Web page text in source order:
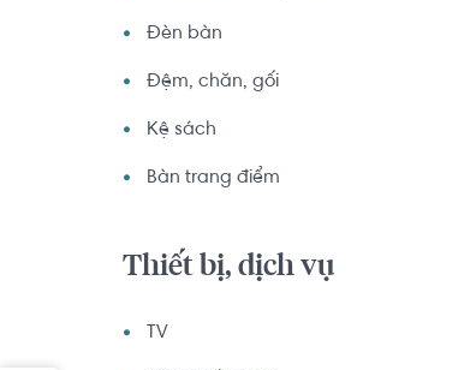
Đèn bàn
Đệm, chăn, gối
Kệ sách
Bàn trang điểm
Thiết bị, dịch vụ
TV